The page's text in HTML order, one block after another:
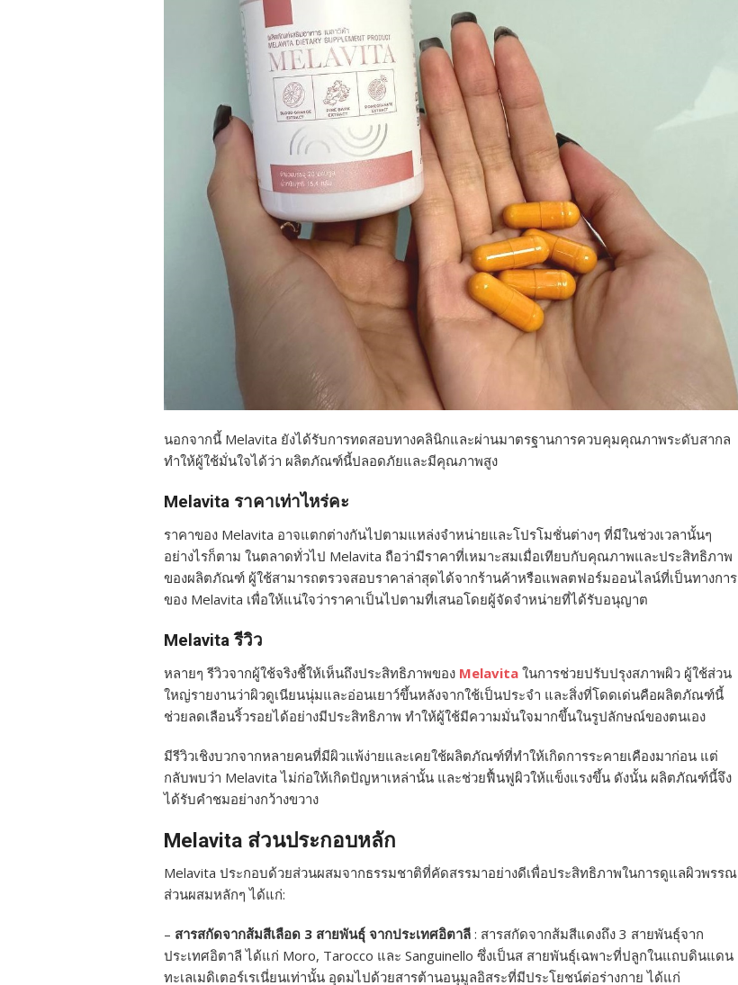
นอกจากนี้ Melavita ยังได้รับการทดสอบทางคลินิกและผ่านมาตรฐานการควบคุมคุณภาพระดับสากล
ทำให้ผู้ใช้มั่นใจได้ว่า ผลิตภัณฑ์นี้ปลอดภัยและมีคุณภาพสูง
Melavita ราคาเท่าไหร่คะ
ราคาของ Melavita อาจแตกต่างกันไปตามแหล่งจำหน่ายและโปรโมชั่นต่างๆ ที่มีในช่วงเวลานั้นๆ
อย่างไรก็ตาม ในตลาดทั่วไป Melavita ถือว่ามีราคาที่เหมาะสมเมื่อเทียบกับคุณภาพและประสิทธิภาพ
ของผลิตภัณฑ์ ผู้ใช้สามารถตรวจสอบราคาล่าสุดได้จากร้านค้าหรือแพลตฟอร์มออนไลน์ที่เป็นทางการ
ของ Melavita เพื่อให้แน่ใจว่าราคาเป็นไปตามที่เสนอโดยผู้จัดจำหน่ายที่ได้รับอนุญาต
Melavita รีวิว
หลายๆ รีวิวจากผู้ใช้จริงชี้ให้เห็นถึงประสิทธิภาพของ Melavita ในการช่วยปรับปรุงสภาพผิว ผู้ใช้ส่วน
ใหญ่รายงานว่าผิวดูเนียนนุ่มและอ่อนเยาว์ขึ้นหลังจากใช้เป็นประจำ และสิ่งที่โดดเด่นคือผลิตภัณฑ์นี้
ช่วยลดเลือนริ้วรอยได้อย่างมีประสิทธิภาพ ทำให้ผู้ใช้มีความมั่นใจมากขึ้นในรูปลักษณ์ของตนเอง
มีรีวิวเชิงบวกจากหลายคนที่มีผิวแพ้ง่ายและเคยใช้ผลิตภัณฑ์ที่ทำให้เกิดการระคายเคืองมาก่อน แต่
กลับพบว่า Melavita ไม่ก่อให้เกิดปัญหาเหล่านั้น และช่วยฟื้นฟูผิวให้แข็งแรงขึ้น ดังนั้น ผลิตภัณฑ์นี้จึง
ได้รับคำชมอย่างกว้างขวาง
Melavita ส่วนประกอบหลัก
Melavita ประกอบด้วยส่วนผสมจากธรรมชาติที่คัดสรรมาอย่างดีเพื่อประสิทธิภาพในการดูแลผิวพรรณ
ส่วนผสมหลักๆ ได้แก่:
– สารสกัดจากส้มสีเลือด 3 สายพันธุ์ จากประเทศอิตาลี : สารสกัดจากส้มสีแดงถึง 3 สายพันธุ์จาก
ประเทศอิตาลี ได้แก่ Moro, Tarocco และ Sanguinello ซึ่งเป็นส สายพันธุ์เฉพาะที่ปลูกในแถบดินแดน
ทะเลเมดิเตอร์เรเนี่ยนเท่านั้น อุดมไปด้วยสารต้านอนุมูลอิสระที่มีประโยชน์ต่อร่างกาย ได้แก่